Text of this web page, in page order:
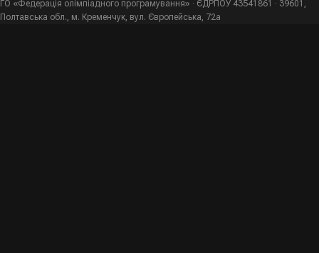
ГО «Федерація олімпіадного програмування» · ЄДРПОУ 43541861 · 39601,
Полтавська обл., м. Кременчук, вул. Європейська, 72а